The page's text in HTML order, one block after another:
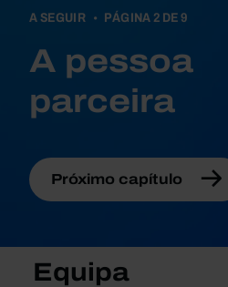
A SEGUIR PÁGINA 2 DE 9
A pessoa
parceira
Próximo capítulo
Equipa